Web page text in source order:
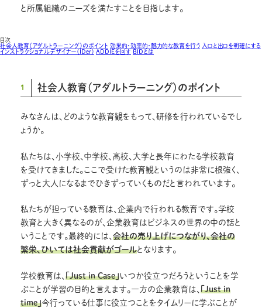
と所属組織のニーズを満たすことを目指します。
目次
社会人教育（アダルトラーニング）のポイント 効果的・効率的・魅力的な教育を行う 入口と出口を明確にする
インストラクショナルデザイナー（IDer） ADDIEを回す BIDとは
1 社会人教育（アダルトラーニング）のポイント
みなさんは、どのような教育観をもって、研修を行われているでし
ょうか。
私たちは、小学校、中学校、高校、大学と長年にわたる学校教育
を受けてきました。ここで受けた教育観というのは非常に根強く、
ずっと大人になるまでひきずっていくものだと言われています。
私たちが担っている教育は、企業内で行われる教育です。学校
教育と大きく異なるのが、企業教育はビジネスの世界の中の話と
いうことです。最終的には、 会社の売り上げにつながり、会社の
繁栄、ひいては社会貢献がゴールとなります。
学校教育は、 「Just in Case」いつか役立つだろうということを学
ぶことが学習の目的と言えます。一方の企業教育は、 「Just in
time」今行っている仕事に役立つことをタイムリーに学ぶことが